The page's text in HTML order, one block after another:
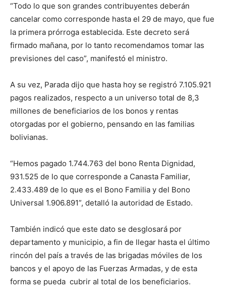
“Todo lo que son grandes contribuyentes deberán
cancelar como corresponde hasta el 29 de mayo, que fue
la primera prórroga establecida. Este decreto será
firmado mañana, por lo tanto recomendamos tomar las
previsiones del caso”, manifestó el ministro.
A su vez, Parada dijo que hasta hoy se registró 7.105.921
pagos realizados, respecto a un universo total de 8,3
millones de beneficiarios de los bonos y rentas
otorgadas por el gobierno, pensando en las familias
bolivianas.
“Hemos pagado 1.744.763 del bono Renta Dignidad,
931.525 de lo que corresponde a Canasta Familiar,
2.433.489 de lo que es el Bono Familia y del Bono
Universal 1.906.891”, detalló la autoridad de Estado.
También indicó que este dato se desglosará por
departamento y municipio, a fin de llegar hasta el último
rincón del país a través de las brigadas móviles de los
bancos y el apoyo de las Fuerzas Armadas, y de esta
forma se pueda cubrir al total de los beneficiarios.